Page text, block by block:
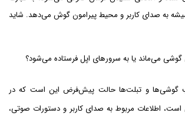
به صدای کاربر و محیط پیرامون گوش می‌دهد. شاید
گوشی می‌ماند یا به سرورهای اپل فرستاده می‌شود؟
گوشی‌ها و تبلت‌ها حالت پیش‌فرض این است که در
است، اطلاعات مربوط به صدای کاربر و دستورات صوتی،